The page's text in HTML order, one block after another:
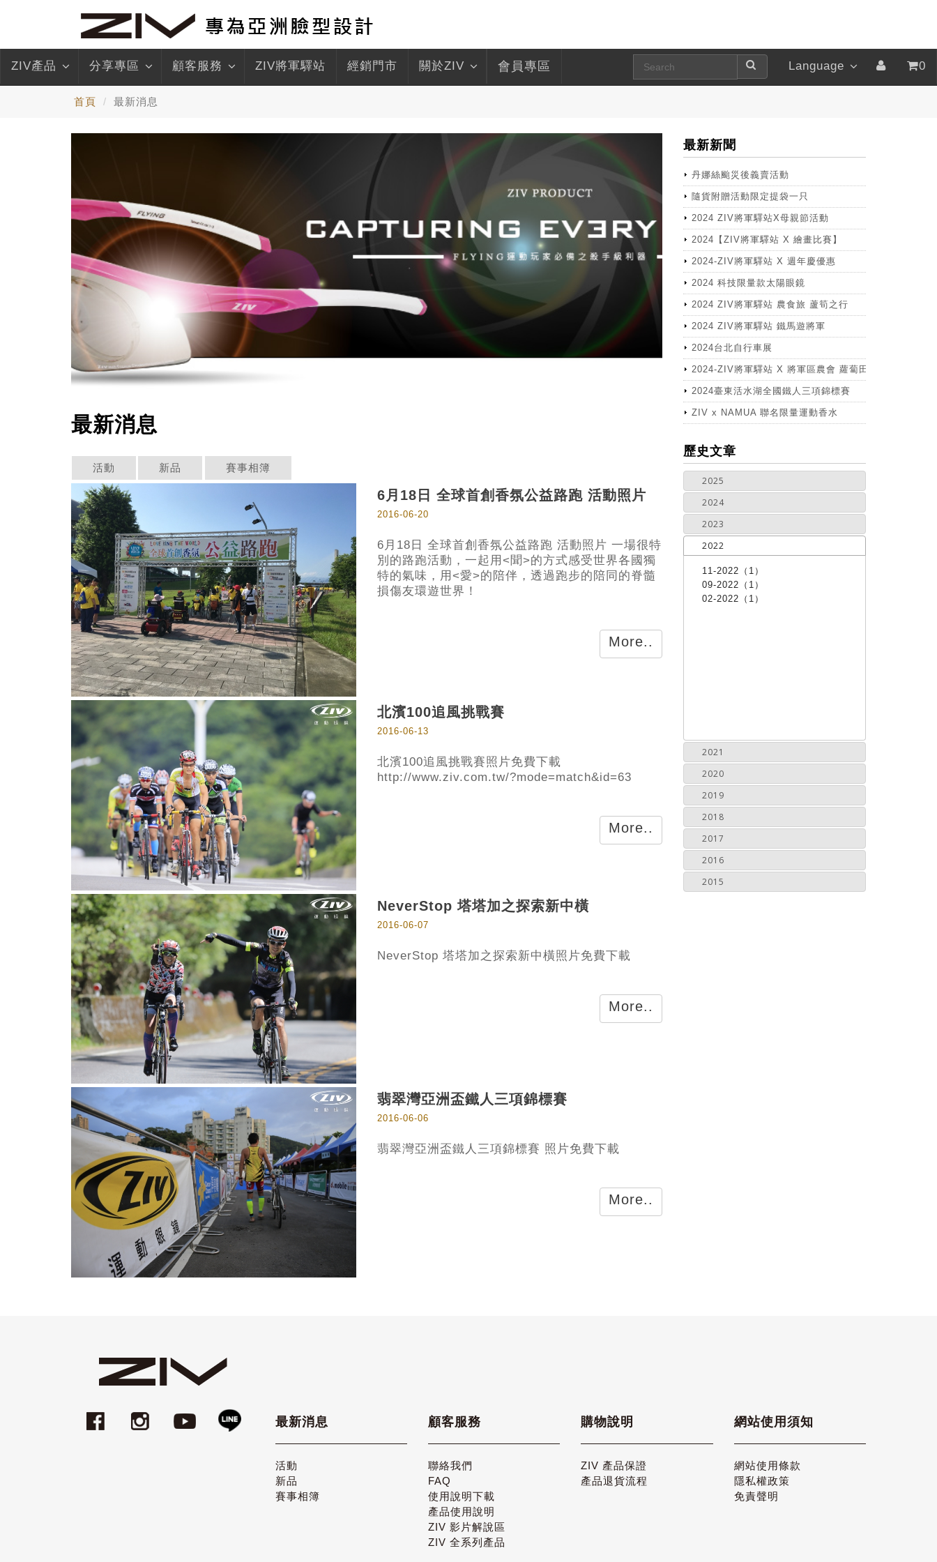
ZIV產品 分享專區 顧客服務 ZIV將軍驛站 經銷門市 關於ZIV 會員專區 Language 0
首頁 最新消息
最新消息
活動 新品 賽事相簿
6月18日 全球首創香氛公益路跑 活動照片
2016-06-20
6月18日 全球首創香氛公益路跑 活動照片 一場很特
別的路跑活動，一起用<聞>的方式感受世界各國獨
特的氣味，用<愛>的陪伴，透過跑步的陪同的脊髓
損傷友環遊世界！
More..
北濱100追風挑戰賽
2016-06-13
北濱100追風挑戰賽照片免費下載
http://www.ziv.com.tw/?mode=match&id=63
More..
NeverStop 塔塔加之探索新中橫
2016-06-07
NeverStop 塔塔加之探索新中橫照片免費下載
More..
翡翠灣亞洲盃鐵人三項錦標賽
2016-06-06
翡翠灣亞洲盃鐵人三項錦標賽 照片免費下載
More..
最新新聞
丹娜絲颱災後義賣活動
隨貨附贈活動限定提袋一只
2024 ZIV將軍驛站X母親節活動
2024【ZIV將軍驛站 X 繪畫比賽】
2024-ZIV將軍驛站 X 週年慶優惠
2024 科技限量款太陽眼鏡
2024 ZIV將軍驛站 農食旅 蘆筍之行
2024 ZIV將軍驛站 鐵馬遊將軍
2024台北自行車展
2024-ZIV將軍驛站 X 將軍區農會 蘿蔔田體驗活動
2024臺東活水湖全國鐵人三項錦標賽
ZIV x NAMUA 聯名限量運動香水
more
歷史文章
2025
2024
2023
2022
11-2022（1）
09-2022（1）
02-2022（1）
2021
2020
2019
2018
2017
2016
2015
最新消息
活動
新品
賽事相簿
顧客服務
聯絡我們
FAQ
使用說明下載
產品使用說明
ZIV 影片解說區
ZIV 全系列產品
購物說明
ZIV 產品保證
產品退貨流程
網站使用須知
網站使用條款
隱私權政策
免責聲明